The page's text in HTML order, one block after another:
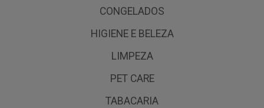
CONGELADOS
HIGIENE E BELEZA
LIMPEZA
PET CARE
TABACARIA